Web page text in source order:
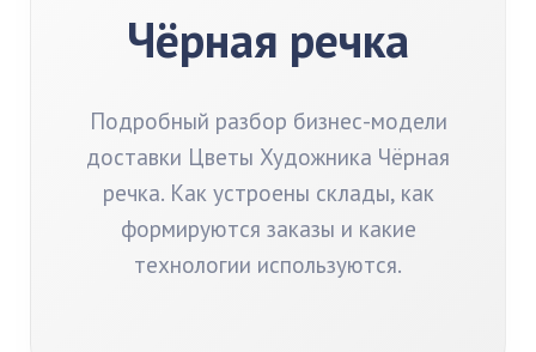
Чёрная речка
Подробный разбор бизнес-модели
доставки Цветы Художника Чёрная
речка. Как устроены склады, как
формируются заказы и какие
технологии используются.